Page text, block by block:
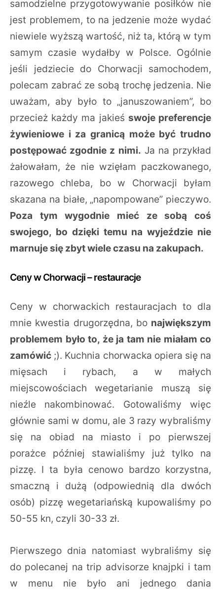
samodzielne przygotowywanie posiłków nie
jest problemem, to na jedzenie może wydać
niewiele wyższą wartość, niż ta, którą w tym
samym czasie wydałby w Polsce. Ogólnie
jeśli jedziecie do Chorwacji samochodem,
polecam zabrać ze sobą trochę jedzenia. Nie
uważam, aby było to „januszowaniem”, bo
przecież każdy ma jakieś swoje preferencje
żywieniowe i za granicą może być trudno
postępować zgodnie z nimi. Ja na przykład
żałowałam, że nie wzięłam paczkowanego,
razowego chleba, bo w Chorwacji byłam
skazana na białe, „napompowane” pieczywo.
Poza tym wygodnie mieć ze sobą coś
swojego, bo dzięki temu na wyjeździe nie
marnuje się zbyt wiele czasu na zakupach.
Ceny w Chorwacji – restauracje
Ceny w chorwackich restauracjach to dla
mnie kwestia drugorzędna, bo największym
problemem było to, że ja tam nie miałam co
zamówić ;). Kuchnia chorwacka opiera się na
mięsach i rybach, a w małych
miejscowościach wegetarianie muszą się
nieźle nakombinować. Gotowaliśmy więc
głównie sami w domu, ale 3 razy wybraliśmy
się na obiad na miasto i po pierwszej
porażce później stawialiśmy już tylko na
pizzę. I ta była cenowo bardzo korzystna,
smaczną i dużą (odpowiednią dla dwóch
osób) pizzę wegetariańską kupowaliśmy po
50-55 kn, czyli 30-33 zł.
Pierwszego dnia natomiast wybraliśmy się
do polecanej na trip advisorze knajpki i tam
w menu nie było ani jednego dania